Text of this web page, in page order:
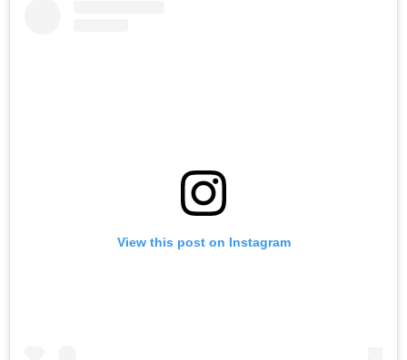
View this post on Instagram